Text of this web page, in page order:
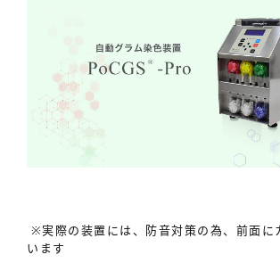
※実際の装置には、防音対策の為、前面に
います